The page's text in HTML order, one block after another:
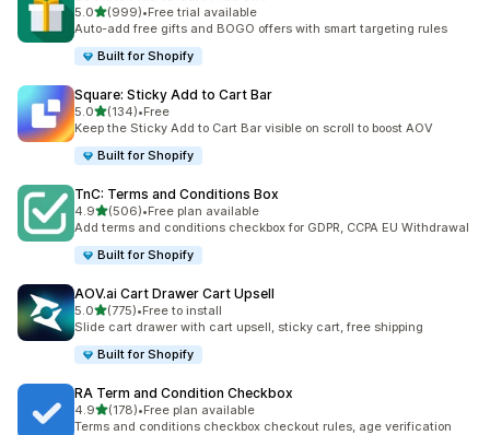
5.0별 5개 중
(999)
총 리뷰 999개
•Free trial available
Auto-add free gifts and BOGO offers with smart targeting rules
Built for Shopify
Square: Sticky Add to Cart Bar
5.0별 5개 중
(134)
총 리뷰 134개
•Free
Keep the Sticky Add to Cart Bar visible on scroll to boost AOV
Built for Shopify
TnC: Terms and Conditions Box
4.9별 5개 중
(506)
총 리뷰 506개
•Free plan available
Add terms and conditions checkbox for GDPR, CCPA EU Withdrawal
Built for Shopify
AOV.ai Cart Drawer Cart Upsell
5.0별 5개 중
(775)
총 리뷰 775개
•Free to install
Slide cart drawer with cart upsell, sticky cart, free shipping
Built for Shopify
RA Term and Condition Checkbox
4.9별 5개 중
(178)
총 리뷰 178개
•Free plan available
Terms and conditions checkbox checkout rules, age verification